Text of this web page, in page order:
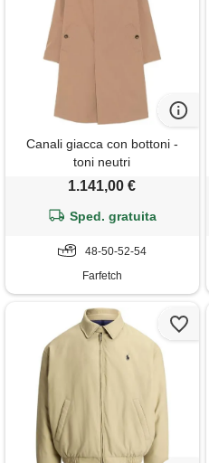
Canali giacca con bottoni -
toni neutri
1.141,00 €
Sped. gratuita
48-50-52-54
Farfetch